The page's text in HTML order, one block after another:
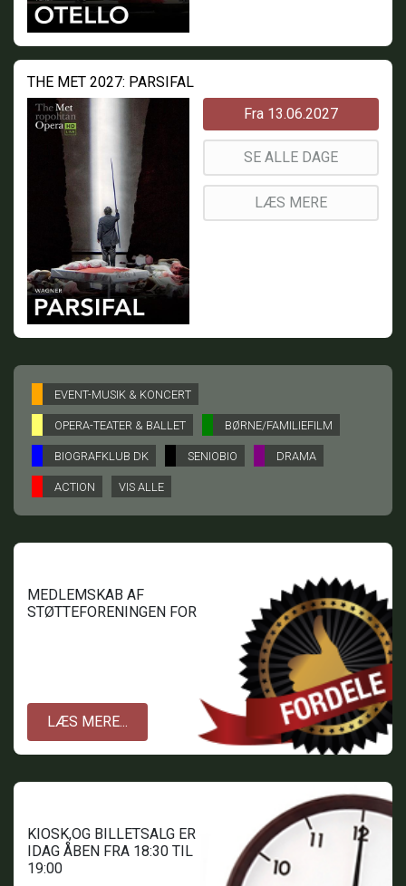
THE MET 2027: PARSIFAL
Fra 13.06.2027
SE ALLE DAGE
LÆS MERE
EVENT-MUSIK & KONCERT
OPERA-TEATER & BALLET BØRNE/FAMILIEFILM
BIOGRAFKLUB DK SENIOBIO DRAMA
ACTION VIS ALLE
MEDLEMSKAB AF
STØTTEFORENINGEN FOR
LÆS MERE...
KIOSK,OG BILLETSALG ER
IDAG ÅBEN FRA 18:30 TIL
19:00